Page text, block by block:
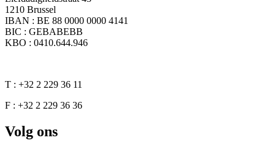
1210 Brussel
IBAN : BE 88 0000 0000 4141
BIC : GEBABEBB
KBO : 0410.644.946
T : +32 2 229 36 11
F : +32 2 229 36 36
Volg ons